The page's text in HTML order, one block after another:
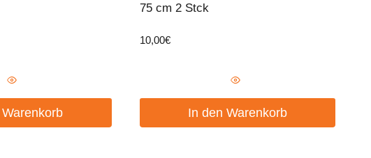
75 cm 2 Stck
10,00€
In den Warenkorb